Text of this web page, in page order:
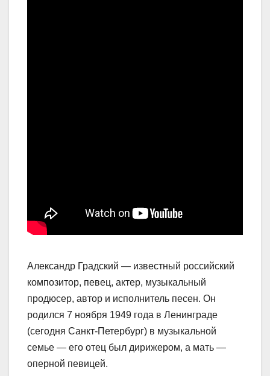
Александр Градский — известный российский
композитор, певец, актер, музыкальный
продюсер, автор и исполнитель песен. Он
родился 7 ноября 1949 года в Ленинграде
(сегодня Санкт-Петербург) в музыкальной
семье — его отец был дирижером, а мать —
оперной певицей.